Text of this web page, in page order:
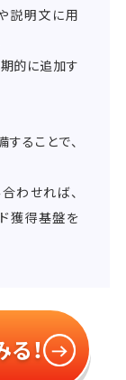
説明文に用
的に追加す
ることで、
わせれば、
獲得基盤を
！